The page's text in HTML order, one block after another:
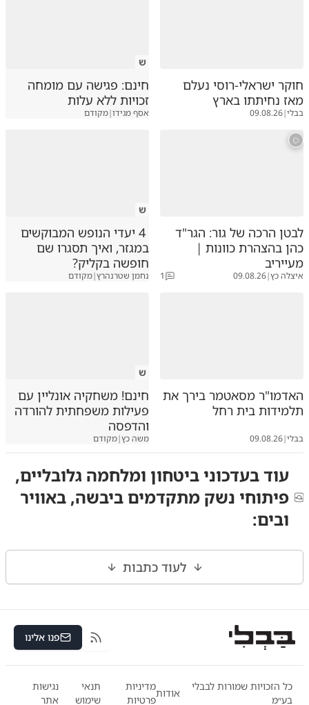
חוקר ישראלי-רוסי נעלם
מאז נחיתתו בארץ
בבלי|
09.08.26
ש
חינם: פגישה עם מומחה
זכויות ללא עלות
אסף מגידו|מקודם
לבטן הרכה של גור: הגר"ד
כהן בהצהרת כוונות |
מעייריב
איצלה כץ|
09.08.26
1
ש
4 יעדי הנופש המבוקשים
במגזר, ואיך תסגרו שם
חופשה בקליק?
נחמן שטרנהרץ|מקודם
האדמו"ר מסאטמר בירך את
תלמידות בית רחל
בבלי|
09.08.26
ש
חינם! משחקיה אונליין עם
פעילות משפחתית להורדה
והדפסה
משה כץ|מקודם
עוד בעדכוני ביטחון ומלחמה גלובליים,
פיתוחי נשק מתקדמים ביבשה, באוויר
ובים:
לעוד כתבות
RSS פנו אלינו
כל הזכויות שמורות לבבלי
בע״מ
אודות
מדיניות
פרטיות
תנאי
שימוש
נגישות
אתר